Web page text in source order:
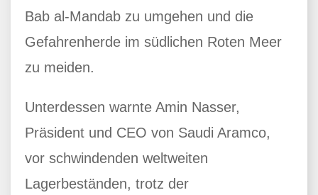
Bab al-Mandab zu umgehen und die
Gefahrenherde im südlichen Roten Meer
zu meiden.
Unterdessen warnte Amin Nasser,
Präsident und CEO von Saudi Aramco,
vor schwindenden weltweiten
Lagerbeständen, trotz der